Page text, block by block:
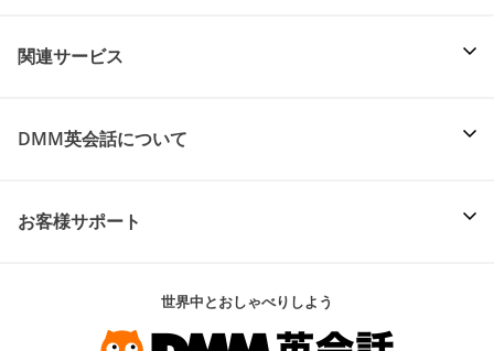
関連サービス
DMM英会話について
お客様サポート
世界中とおしゃべりしよう